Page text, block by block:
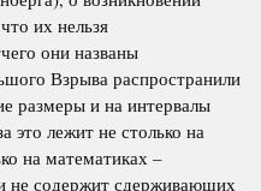
их нельзя
они названы
Взрыва распространили
размеры и на интервалы
это лежит не столько на
на математиках –
не содержит сдерживающих